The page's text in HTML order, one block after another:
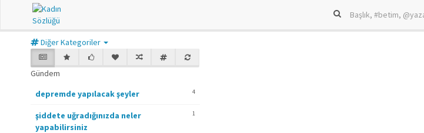
Diğer Kategoriler
Gündem
4
depremde yapılacak şeyler
1
şiddete uğradığınızda neler
yapabilirsiniz